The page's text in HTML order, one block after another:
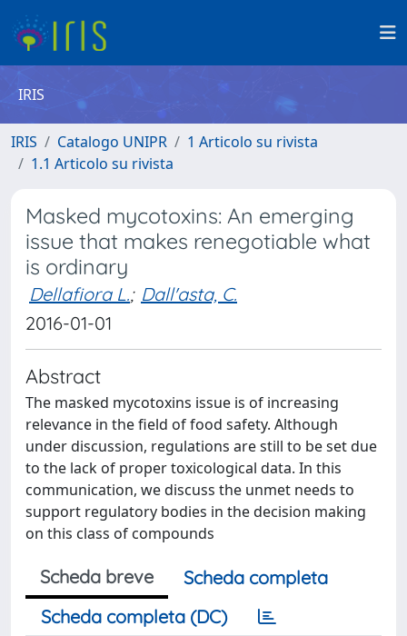
IRIS
IRIS Catalogo UNIPR
1 Articolo su rivista
1.1 Articolo su rivista
Masked mycotoxins: An emerging
issue that makes renegotiable what
is ordinary
Dellafiora L.; Dall'asta, C.
2016-01-01
Abstract
The masked mycotoxins issue is of increasing
relevance in the field of food safety. Although
under discussion, regulations are still to be set due
to the lack of proper toxicological data. In this
communication, we discuss the unmet needs to
support regulatory bodies in the decision making
on this class of compounds
Scheda breve
Scheda completa
Scheda completa (DC)